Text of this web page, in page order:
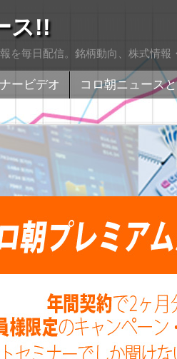
ス!!
を毎日配信。銘柄動向、株式情
ービデオ
コロ朝ニュース